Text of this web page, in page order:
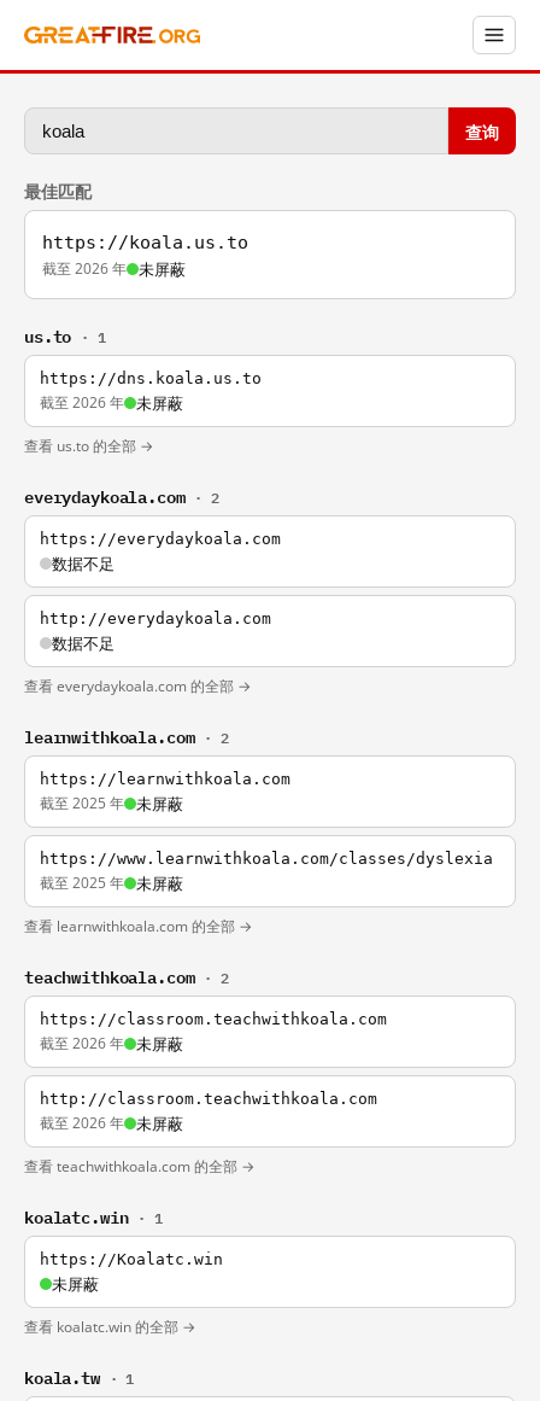
查询
最佳匹配
https://koala.us.to
截至 2026 年 未屏蔽
us.to · 1
https://dns.koala.us.to
截至 2026 年 未屏蔽
查看 us.to 的全部 →
everydaykoala.com · 2
https://everydaykoala.com
数据不足
http://everydaykoala.com
数据不足
查看 everydaykoala.com 的全部 →
learnwithkoala.com · 2
https://learnwithkoala.com
截至 2025 年 未屏蔽
https://www.learnwithkoala.com/classes/dyslexia
截至 2025 年 未屏蔽
查看 learnwithkoala.com 的全部 →
teachwithkoala.com · 2
https://classroom.teachwithkoala.com
截至 2026 年 未屏蔽
http://classroom.teachwithkoala.com
截至 2026 年 未屏蔽
查看 teachwithkoala.com 的全部 →
koalatc.win · 1
https://Koalatc.win
未屏蔽
查看 koalatc.win 的全部 →
koala.tw · 1